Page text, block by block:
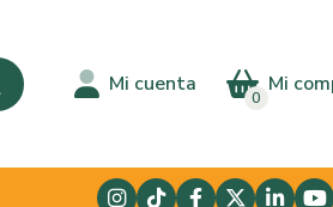
Mi cuenta Mi
0